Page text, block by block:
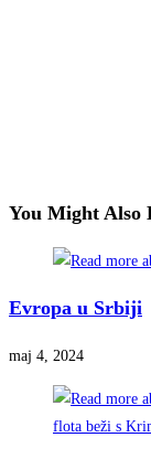
You Might Also
Evropa u Srbiji
maj 4, 2024